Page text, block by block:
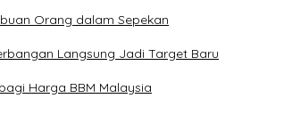
Orang dalam Sepekan
Langsung Jadi Target Baru
Harga BBM Malaysia